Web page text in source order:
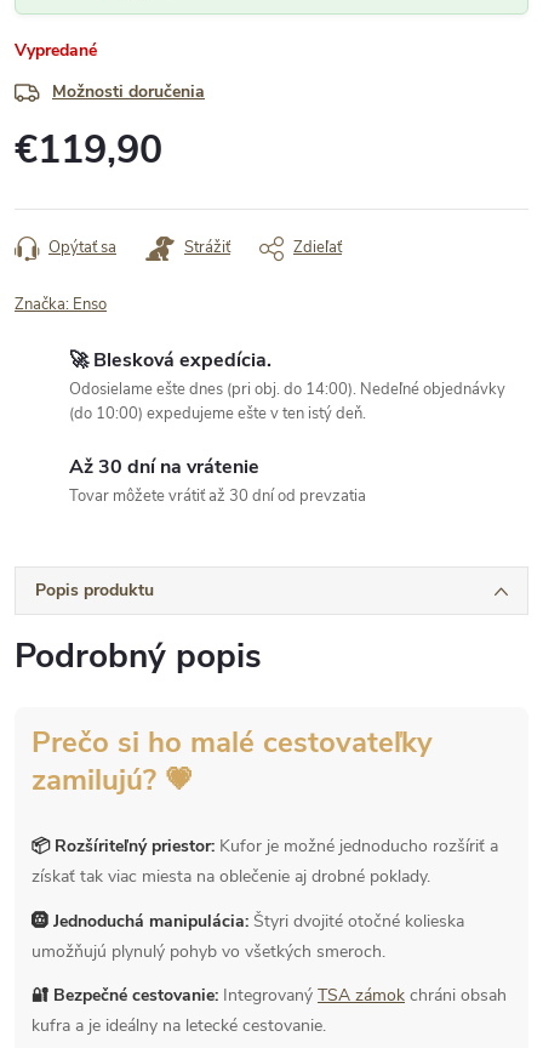
Vypredané
Možnosti doručenia
€119,90
cena:
Opýtať sa Strážiť Zdieľať
Značka: Enso
🚀 Blesková expedícia.
Odosielame ešte dnes (pri obj. do 14:00). Nedeľné objednávky
(do 10:00) expedujeme ešte v ten istý deň.
Až 30 dní na vrátenie
Tovar môžete vrátiť až 30 dní od prevzatia
Popis produktu
Podrobný popis
Prečo si ho malé cestovateľky
zamilujú? 💗
📦 Rozšíriteľný priestor: Kufor je možné jednoducho rozšíriť a
získať tak viac miesta na oblečenie aj drobné poklady.
🛞 Jednoduchá manipulácia: Štyri dvojité otočné kolieska
umožňujú plynulý pohyb vo všetkých smeroch.
🔐 Bezpečné cestovanie: Integrovaný TSA zámok chráni obsah
kufra a je ideálny na letecké cestovanie.